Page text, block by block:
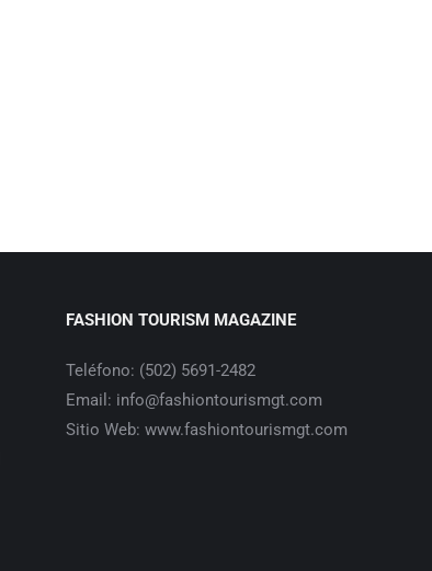
FASHION TOURISM MAGAZINE
Teléfono: (502) 5691-2482
Email: info@fashiontourismgt.com
Sitio Web: www.fashiontourismgt.com